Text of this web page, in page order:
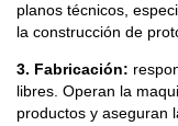
planos técnicos,
la construcción de
3. Fabricación:
libres. Operan la
productos y aseguran